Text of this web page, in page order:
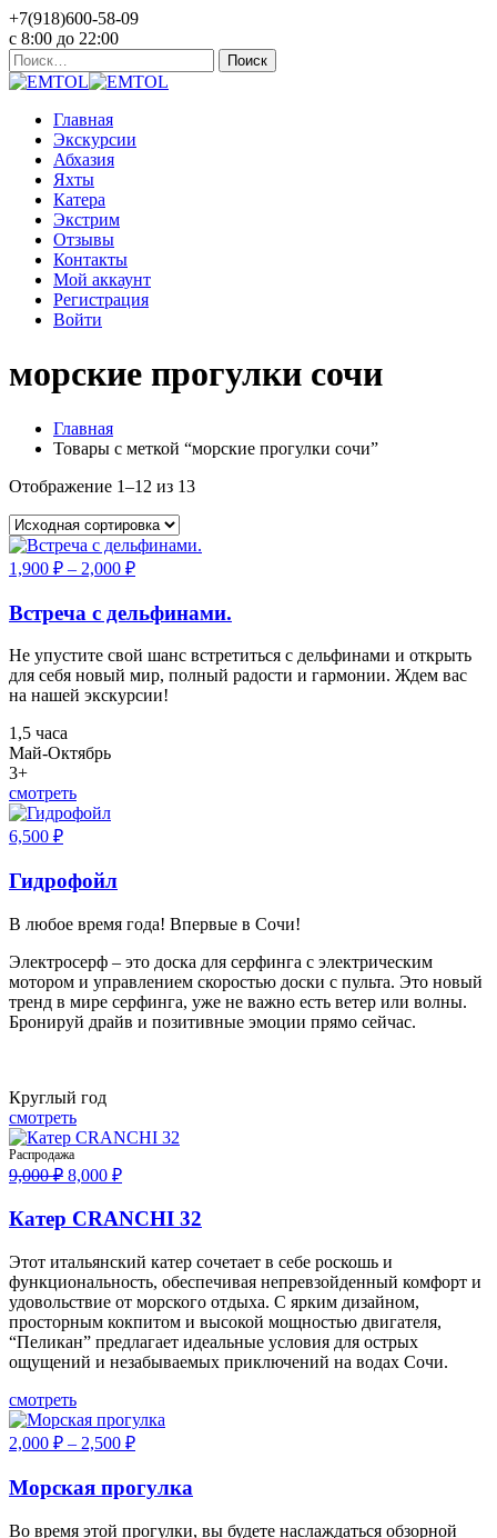
+7(918)600-58-09
c 8:00 до 22:00
Найти:
Главная
Экскурсии
Абхазия
Яхты
Катера
Экстрим
Отзывы
Контакты
Мой аккаунт
Регистрация
Войти
морские прогулки сочи
Главная
Товары с меткой “морские прогулки сочи”
Отображение 1–12 из 13
1,900 ₽ – 2,000 ₽
Встреча с дельфинами.
Не упустите свой шанс встретиться с дельфинами и открыть
для себя новый мир, полный радости и гармонии. Ждем вас
на нашей экскурсии!
1,5 часа
Май-Октябрь
3+
смотреть
6,500 ₽
Гидрофойл
В любое время года! Впервые в Сочи!
Электросерф – это доска для серфинга с электрическим
мотором и управлением скоростью доски с пульта. Это новый
тренд в мире серфинга, уже не важно есть ветер или волны.
Бронируй драйв и позитивные эмоции прямо сейчас.
Круглый год
смотреть
Распродажа
9,000₽ Первоначальная
составляла
9,000 ₽.
8,000 ₽Текущая
8,000 ₽.
Катер CRANCHI 32
Этот итальянский катер сочетает в себе роскошь и
функциональность, обеспечивая непревзойденный комфорт и
удовольствие от морского отдыха. С ярким дизайном,
просторным кокпитом и высокой мощностью двигателя,
“Пеликан” предлагает идеальные условия для острых
ощущений и незабываемых приключений на водах Сочи.
смотреть
2,000 ₽ – 2,500 ₽
Морская прогулка
Во время этой прогулки, вы будете наслаждаться обзорной